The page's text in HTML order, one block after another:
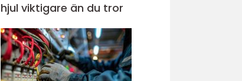
hjul viktigare än du tror